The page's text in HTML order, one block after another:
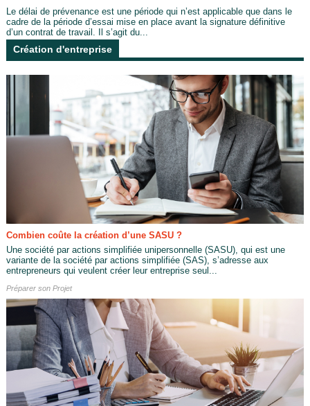
Le délai de prévenance est une période qui n’est applicable que dans le
cadre de la période d’essai mise en place avant la signature définitive
d’un contrat de travail. Il s’agit du...
Création d'entreprise
Combien coûte la création d’une SASU ?
Une société par actions simplifiée unipersonnelle (SASU), qui est une
variante de la société par actions simplifiée (SAS), s’adresse aux
entrepreneurs qui veulent créer leur entreprise seul...
Préparer son Projet